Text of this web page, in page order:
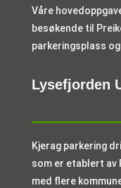
Våre
besøkende til
parkeringsplass
Lysefjorden
Kjerag parkering
som er etablert av
med flere